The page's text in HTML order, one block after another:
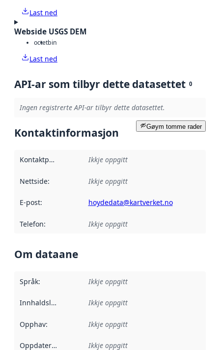
Last ned
Webside USGS DEM
octetbin
Last ned
API-ar som tilbyr dette datasettet 0
Ingen registrerte API-ar tilbyr dette datasettet.
Gøym tomme rader
Kontaktinformasjon
Kontaktpunkt Ikkje oppgitt
Nettside: Ikkje oppgitt
E-post: hoydedata@kartverket.no
Telefon: Ikkje oppgitt
Om dataane
Språk: Ikkje oppgitt
Innhaldsleverandørar :
Ikkje oppgitt
Opphav: Ikkje oppgitt
Oppdateringsfrekvens :
Ikkje oppgitt